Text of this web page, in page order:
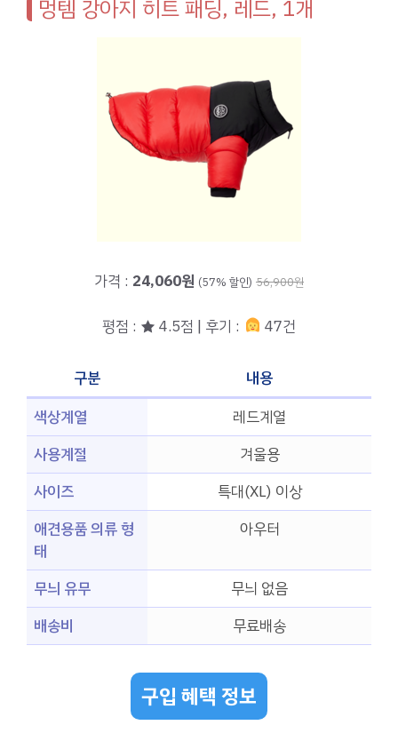
멍템 강아지 히트 패딩, 레드, 1개
가격 : 24,060원 (57% 할인) 56,900원
평점 : ★ 4.5점 | 후기 : 47건
구분
내용
색상계열
레드계열
사용계절
겨울용
사이즈
특대(XL) 이상
애견용품 의류 형
태
아우터
무늬 유무
무늬 없음
배송비
무료배송
구입 혜택 정보